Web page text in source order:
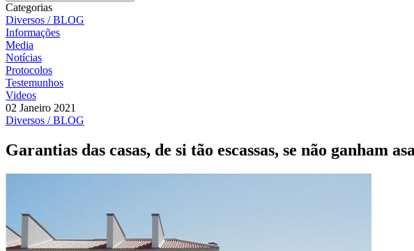
Categorias
Diversos / BLOG
Informações
Media
Notícias
Protocolos
Testemunhos
Videos
02 Janeiro 2021
Diversos / BLOG
Garantias das casas, de si tão escassas, se não ganham